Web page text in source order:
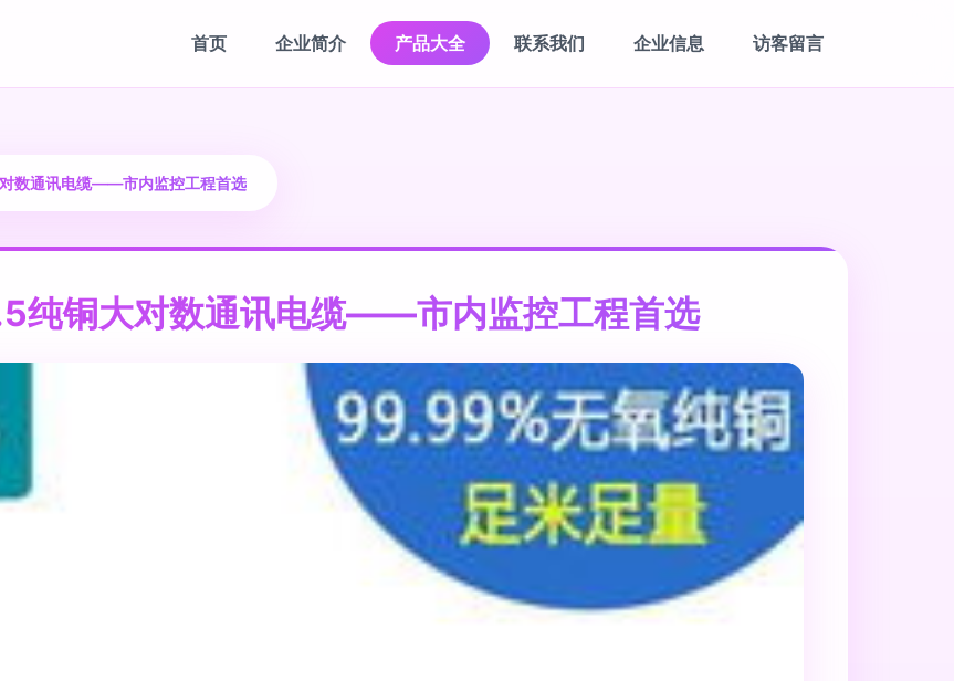
首页 企业简介 产品大全 联系我们 企业信息 访客留言
数通讯电缆——市内监控工程首选
纯铜大对数通讯电缆——市内监控工程首选